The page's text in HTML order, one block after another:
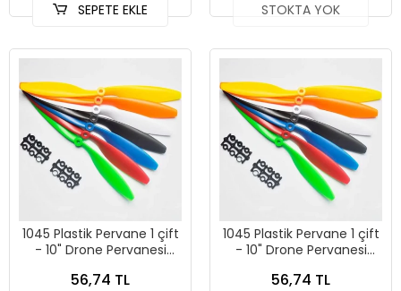
SEPETE EKLE STOKTA YOK
1045 Plastik Pervane 1 çift
- 10" Drone Pervanesi
56,74 TL
1045 Plastik Pervane 1 çift
- 10" Drone Pervanesi
56,74 TL